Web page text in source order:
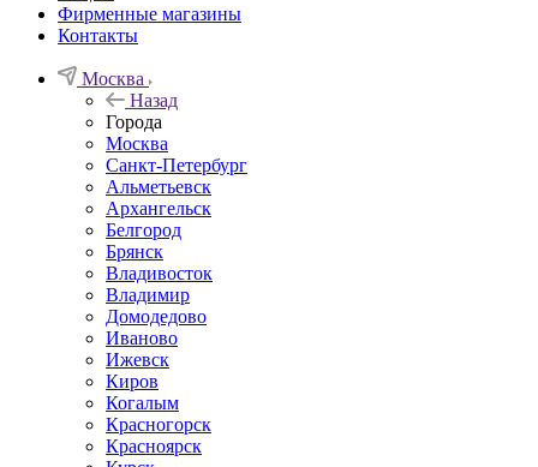
Фирменные магазины
Контакты
Москва
Назад
Города
Москва
Санкт-Петербург
Альметьевск
Архангельск
Белгород
Брянск
Владивосток
Владимир
Домодедово
Иваново
Ижевск
Киров
Когалым
Красногорск
Красноярск